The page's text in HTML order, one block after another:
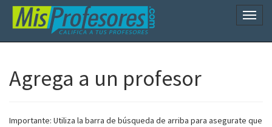
Agrega a un profesor
Importante: Utiliza la barra de búsqueda de arriba para asegurate que